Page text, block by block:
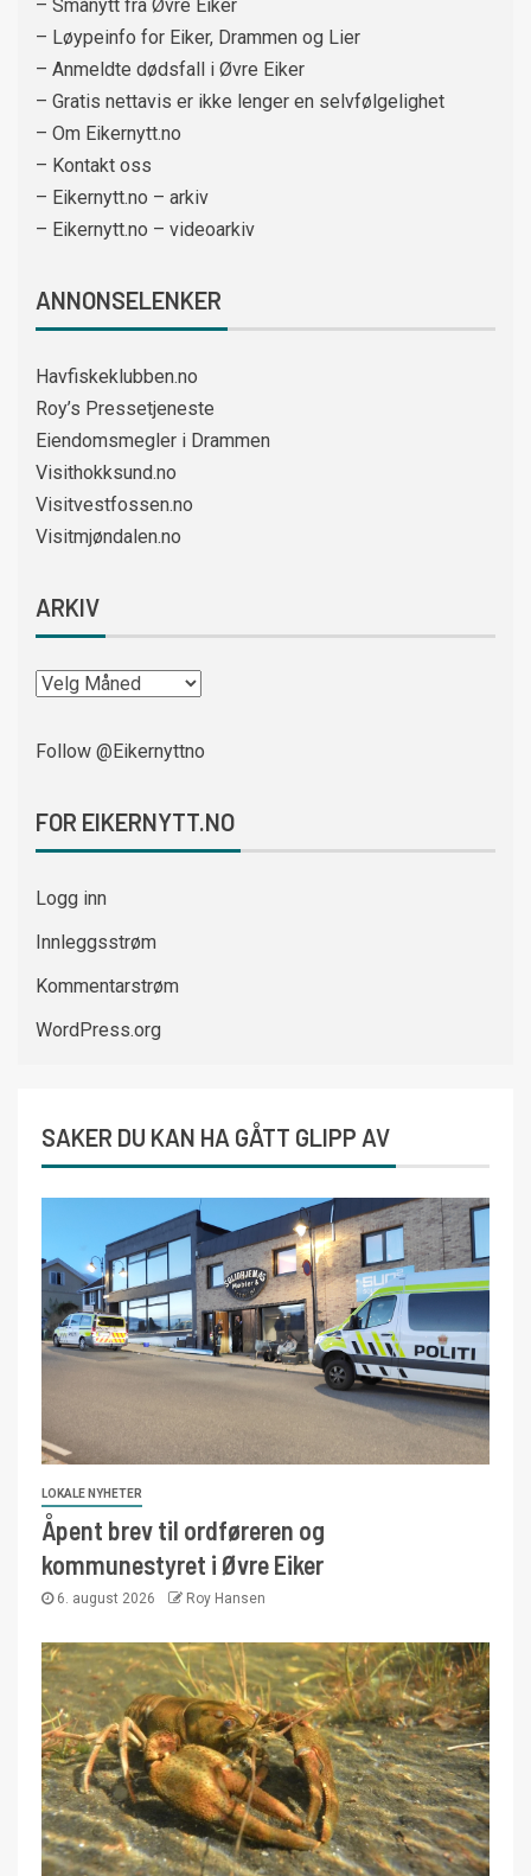
– Smånytt fra Øvre Eiker
– Løypeinfo for Eiker, Drammen og Lier
– Anmeldte dødsfall i Øvre Eiker
– Gratis nettavis er ikke lenger en selvfølgelighet
– Om Eikernytt.no
– Kontakt oss
– Eikernytt.no – arkiv
– Eikernytt.no – videoarkiv
ANNONSELENKER
Havfiskeklubben.no
Roy’s Pressetjeneste
Eiendomsmegler i Drammen
Visithokksund.no
Visitvestfossen.no
Visitmjøndalen.no
ARKIV
Follow @Eikernyttno
FOR EIKERNYTT.NO
Logg inn
Innleggsstrøm
Kommentarstrøm
WordPress.org
SAKER DU KAN HA GÅTT GLIPP AV
LOKALE NYHETER
Åpent brev til ordføreren og
kommunestyret i Øvre Eiker
6. august 2026 Roy Hansen